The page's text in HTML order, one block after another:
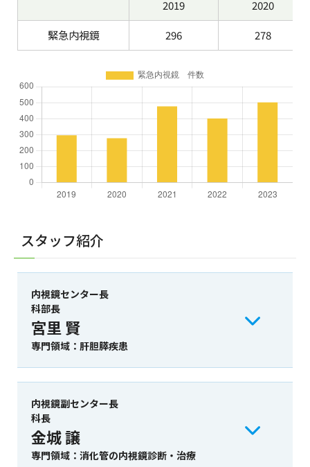
2019 2020
緊急内視鏡 296 278
スタッフ紹介
内視鏡センター長
科部長
宮里 賢
専門領域：肝胆膵疾患
内視鏡副センター長
科長
金城 譲
専門領域：消化管の内視鏡診断・治療